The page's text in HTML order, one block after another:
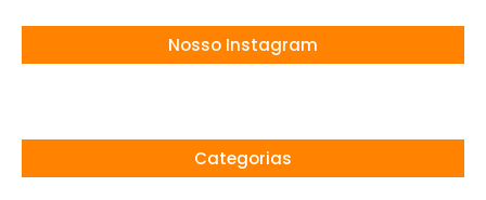
Nosso Instagram
Categorias